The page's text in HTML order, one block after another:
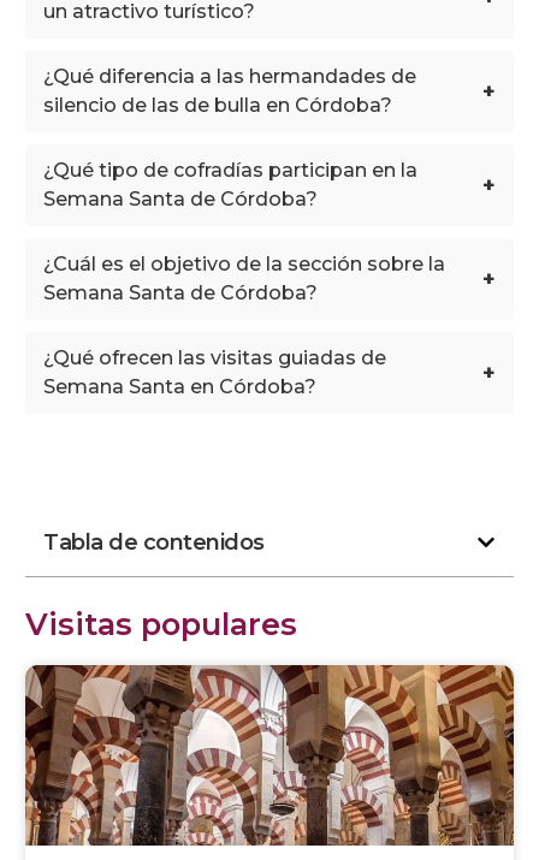
un atractivo turístico?
¿Qué diferencia a las hermandades de
silencio de las de bulla en Córdoba?
+
¿Qué tipo de cofradías participan en la
Semana Santa de Córdoba?
+
¿Cuál es el objetivo de la sección sobre la
Semana Santa de Córdoba?
+
¿Qué ofrecen las visitas guiadas de
Semana Santa en Córdoba?
+
Tabla de contenidos
Visitas populares